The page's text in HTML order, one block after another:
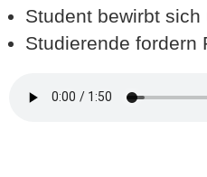
Student bewirbt
Studierende fordern